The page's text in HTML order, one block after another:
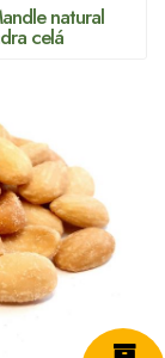
natural
celá